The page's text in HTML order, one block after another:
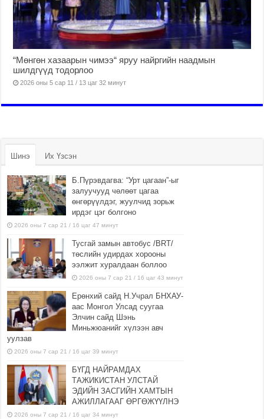
“Мөнгөн хазаарын чимээ“ яруу найргийн наадмын
шилдгүүд тодорлоо
2026 оны 5 сар 11 / 13 цаг 32 минут
Шинэ Их Үзсэн
Б.Пүрэвдагва: “Урт цагаан”-ыг
залуучууд чөлөөт цагаа
өнгөрүүлдэг, жуулчид зорьж
ирдэг цэг болгоно
2026 оны 7 сар 21 / 16 цаг 47 минут
Тусгай замын автобус /BRT/
төслийн удирдах хорооны
ээлжит хуралдаан боллоо
2026 оны 7 сар 21 / 16 цаг 43 минут
Ерөнхий сайд Н.Учрал БНХАУ-
аас Монгол Улсад суугаа
Элчин сайд Шэнь
Миньжюанийг хүлээн авч
уулзав
2026 оны 7 сар 21 / 16 цаг 39 минут
БҮГД НАЙРАМДАХ
ТАЖИКИСТАН УЛСТАЙ
ЭДИЙН ЗАСГИЙН ХАМТЫН
АЖИЛЛАГААГ ӨРГӨЖҮҮЛНЭ
2026 оны 7 сар 21 / 16 цаг 34 минут